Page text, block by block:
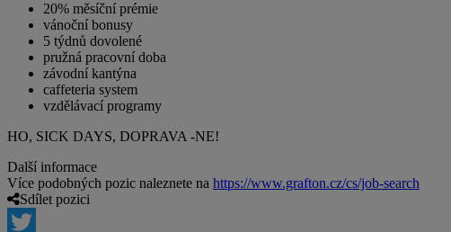
20% měsíční prémie
vánoční bonusy
5 týdnů dovolené
pružná pracovní doba
závodní kantýna
caffeteria system
vzdělávací programy
HO, SICK DAYS, DOPRAVA -NE!
Další informace
Více podobných pozic naleznete na https://www.grafton.cz/cs/job-search
Sdílet pozici